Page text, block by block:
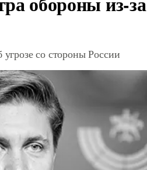
со стороны России